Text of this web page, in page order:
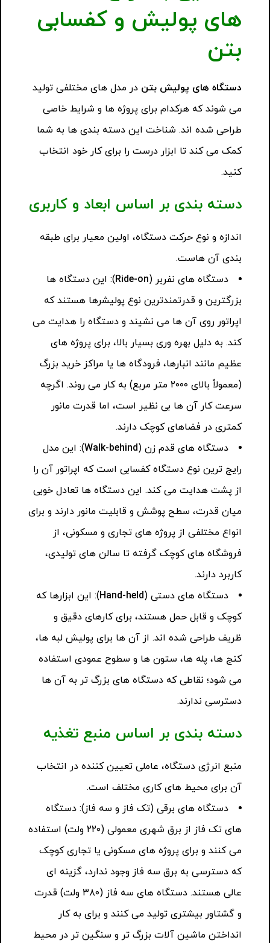
های پولیش و کفسابی
بتن
دستگاه های پولیش بتن در مدل های مختلفی تولید
می شوند که هرکدام برای پروژه ها و شرایط خاصی
طراحی شده اند. شناخت این دسته بندی ها به شما
کمک می کند تا ابزار درست را برای کار خود انتخاب
کنید.
دسته بندی بر اساس ابعاد و کاربری
اندازه و نوع حرکت دستگاه، اولین معیار برای طبقه
بندی آن هاست.
دستگاه های نفربر (Ride-on): این دستگاه ها
بزرگترین و قدرتمندترین نوع پولیشرها هستند که
اپراتور روی آن ها می نشیند و دستگاه را هدایت می
کند. به دلیل بهره وری بسیار بالا، برای پروژه های
عظیم مانند انبارها، فرودگاه ها یا مراکز خرید بزرگ
(معمولاً بالای ۲۰۰۰ متر مربع) به کار می روند. اگرچه
سرعت کار آن ها بی نظیر است، اما قدرت مانور
کمتری در فضاهای کوچک دارند.
دستگاه های قدم زن (Walk-behind): این مدل
رایج ترین نوع دستگاه کفسابی است که اپراتور آن را
از پشت هدایت می کند. این دستگاه ها تعادل خوبی
میان قدرت، سطح پوشش و قابلیت مانور دارند و برای
انواع مختلفی از پروژه های تجاری و مسکونی، از
فروشگاه های کوچک گرفته تا سالن های تولیدی،
کاربرد دارند.
دستگاه های دستی (Hand-held): این ابزارها که
کوچک و قابل حمل هستند، برای کارهای دقیق و
ظریف طراحی شده اند. از آن ها برای پولیش لبه ها،
کنج ها، پله ها، ستون ها و سطوح عمودی استفاده
می شود؛ نقاطی که دستگاه های بزرگ تر به آن ها
دسترسی ندارند.
دسته بندی بر اساس منبع تغذیه
منبع انرژی دستگاه، عاملی تعیین کننده در انتخاب
آن برای محیط های کاری مختلف است.
دستگاه های برقی (تک فاز و سه فاز): دستگاه
های تک فاز از برق شهری معمولی (۲۲۰ ولت) استفاده
می کنند و برای پروژه های مسکونی یا تجاری کوچک
که دسترسی به برق سه فاز وجود ندارد، گزینه ای
عالی هستند. دستگاه های سه فاز (۳۸۰ ولت) قدرت
و گشتاور بیشتری تولید می کنند و برای به کار
انداختن ماشین آلات بزرگ تر و سنگین تر در محیط